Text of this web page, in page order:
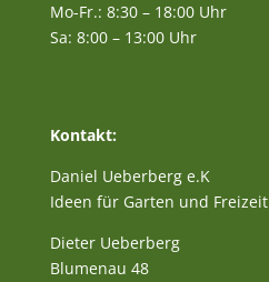
Mo-Fr.: 8:30 – 18:00 Uhr
Sa: 8:00 – 13:00 Uhr
Kontakt:
Daniel Ueberberg e.K
Ideen für Garten und Freizeit
Dieter Ueberberg
Blumenau 48